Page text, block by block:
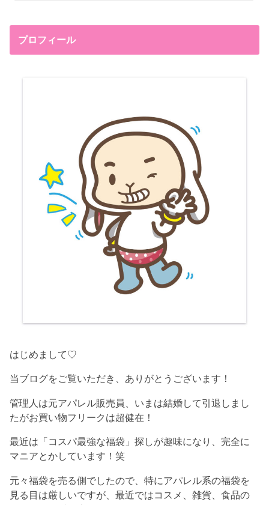
プロフィール
はじめまして♡
当ブログをご覧いただき、ありがとうございます！
管理人は元アパレル販売員、いまは結婚して引退しまし
たがお買い物フリークは超健在！
最近は「コスパ最強な福袋」探しが趣味になり、完全に
マニアとかしています！笑
元々福袋を売る側でしたので、特にアパレル系の福袋を
見る目は厳しいですが、最近ではコスメ、雑貨、食品の